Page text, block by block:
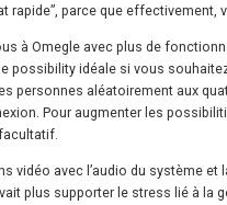
rapide”, parce que
à Omegle avec plus de
possibility idéale si vous
personnes aléatoirement aux
Pour augmenter les
vidéo avec l’audio du système
plus supporter le stress lié à la